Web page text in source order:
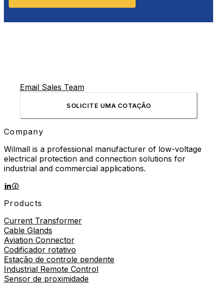
Email Sales Team
SOLICITE UMA COTAÇÃO
Company
Wilmall is a professional manufacturer of low-voltage
electrical protection and connection solutions for
industrial and commercial applications.
Products
Current Transformer
Cable Glands
Aviation Connector
Codificador rotativo
Estação de controle pendente
Industrial Remote Control
Sensor de proximidade